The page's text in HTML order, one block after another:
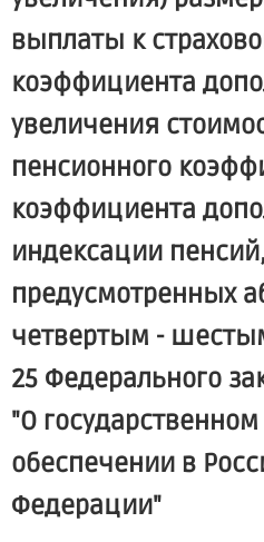
выплаты к
коэффициента
увеличения
пенсионного
коэффициента
индексации пенсий,
предусмотренных
четвертым -
25 Федерального
"О
обеспечении в
Федерации"